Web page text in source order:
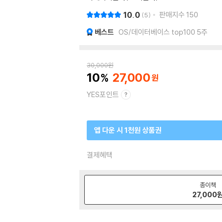
10.0 5 판매지수 150
베스트 OS/데이터베이스 top100 5주
30,000원
10 27,000
YES포인트
앱 다운 시 1천원 상품권
결제혜택
종이책
27,000